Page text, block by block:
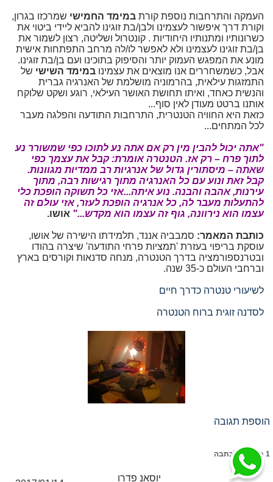
העמקה והתרחבות נוספת קורת במימד החמישי שמרכזו בגרון,
וקורת דרך איפשור לעצמינו ולבן/בת זוגינו להביא ליידי ביטוי את
כשרונותיו ומתנותיו היחודיות . קונטרול ושליטה, רצון לשמור את
בן/בת זוגינו לעצמינו ולא לאפשר לו/לה מרחב התפתחות אישית
מונע את המפגש העמוק יותר והסיפוק בתוכינו ועם בן/בת זוגינו.
אבל, כשמשחררים אנו מוצאים את עצמינו במימד השישי של
התמזגות עילאית, בהרמוניה מושלמת של האנרגיה גברית
והנשית כאחד, ואיתו תחושת האושר העילאי, רוגע ושקט שלוקח
אותנו ברטט מעודן לאין סוף...
כזאת היא החוויה הטנטרית, התרחבות התודעה והפלגה מעבר
לכל המתחים...
"אתה יכול להבין מין רק אם אתה נע לתוכו כפי שמשורר נע
לתוך פרח – רק אז. הטנטרה אומרת: קבל את עצמך כפי
שאתה – מיסתורין גדול של אנרגיות רב ממדיות מגוונות.
קבל זאת ונוע עם כל האנרגיה מתוך רגישות רבה, מתוך
עירנות, אהבה והבנה. נוע איתה...אזי כל תשוקה הופכת כלי
להתעלות מעבר לה, כל אנרגיה הופכת לעזר, אזי עולם זה
עצמו הוא נירוונה, גוף זה עצמו הוא מקדש..." אושו.
כותבת המאמר: סמבביה אננד, תלמידתו הישירה של אושו,
עוסקת בריפוי בעזרת 'תמציות פרחי התודעה' שיצרה בהודו
ובטרנספורמציה בדרך הטנטרה, מנחה סדנאות וקורסים בארץ
וברחבי העולם כ-35 שנה.
לשיעורי טנטרה כדרך חיים
לסדנה זוגית ברוח הטנטרה
הוספת תגובה
1 תגובות לכתבה
יוסאנ פדרו